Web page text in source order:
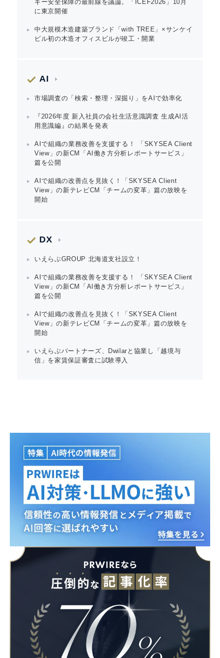
ギー安全保障の最前線を議論。「ICEF2026」10月
に東京開催
中大規模木造建築ブランド「with TREE」×サンケイ
ビル初の木造オフィスビルが竣工・開業
AI
市場調査の「検索・整理・深掘り」をAIで効率化
『2026年度 新入社員の会社生活意識調査 生成AI活
用意識編』の結果を発表
AIで組織の業務改善を支援する！ 「SKYSEA Client
View」の新CM「AI働き方分析レポートサービス」
篇を公開
AIで組織の改善点を見抜く！「SKYSEA Client
View」の新テレビCM「チームの変革」篇の放映を
開始
DX
いえらぶGROUP 北海道支社設立！
AIで組織の業務改善を支援する！ 「SKYSEA Client
View」の新CM「AI働き方分析レポートサービス」
篇を公開
AIで組織の改善点を見抜く！「SKYSEA Client
View」の新テレビCM「チームの変革」篇の放映を
開始
いえらぶパートナーズ、Dwilarと協業し「越境与
信」を家賃保証審査に試験導入